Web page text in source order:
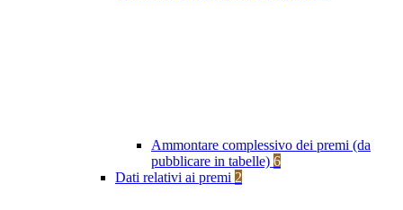
Ammontare complessivo dei premi (da
pubblicare in tabelle) 6
Dati relativi ai premi 2